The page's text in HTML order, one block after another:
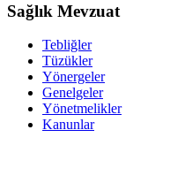
Sağlık Mevzuat
Tebliğler
Tüzükler
Yönergeler
Genelgeler
Yönetmelikler
Kanunlar